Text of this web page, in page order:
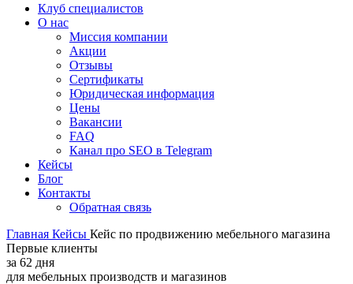
Клуб специалистов
О нас
Миссия компании
Акции
Отзывы
Сертификаты
Юридическая информация
Цены
Вакансии
FAQ
Канал про SEO в Telegram
Кейсы
Блог
Контакты
Обратная связь
Главная Кейсы Кейс по продвижению мебельного магазина
Первые клиенты
за 62 дня
для мебельных производств и магазинов